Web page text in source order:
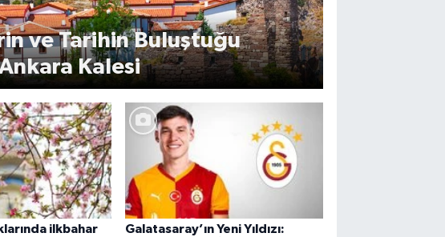
ve Tarihin Buluştuğu
Kalesi
ilkbahar
Galatasaray’ın Yeni Yıldızı: